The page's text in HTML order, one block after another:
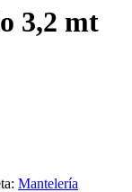
3,2 mt
Mantelería